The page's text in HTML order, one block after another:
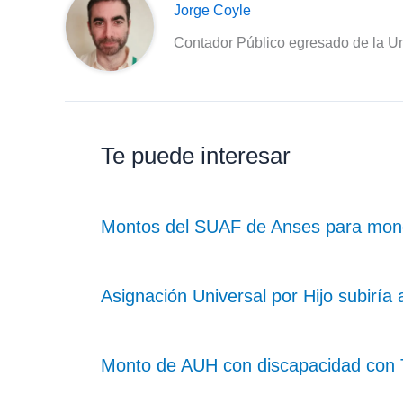
Jorge Coyle
Contador Público egresado de la
Te puede interesar
Montos del SUAF de Anses para
Asignación Universal por Hijo subiría
Monto de AUH con discapacidad